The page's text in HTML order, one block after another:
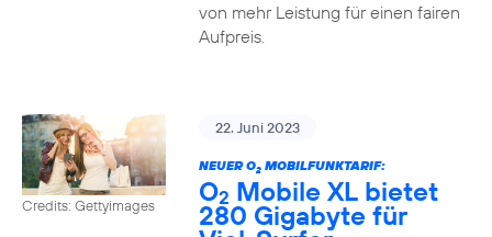
von mehr Leistung für einen fairen
Aufpreis.
Credits: Gettyimages
22. Juni 2023
NEUER O2MOBILFUNKTARIF:
O2 Mobile XL bietet
280 Gigabyte für